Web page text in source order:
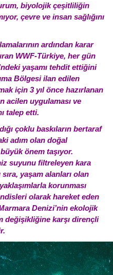
biyolojik çeşitliliğin
çevre ve insan sağlığını
ardından karar
WWF-Türkiye, her gün
yaşamı tehdit ettiğini
Bölgesi ilan edilen
için 3 yıl önce hazırlanan
acilen uygulaması ve
talep etti.
çoklu baskıların bertaraf
adım olan doğal
önem taşıyor.
suyunu filtreleyen kara
yaşam alanları olan
korunması
olarak hareket eden
Denizi’nin ekolojik
değişikliğine karşı dirençli